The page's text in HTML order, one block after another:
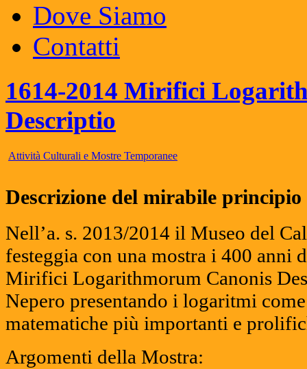
Dove Siamo
Contatti
1614-2014 Mirifici
Descriptio
Attività Culturali e Mostre Temporanee
Descrizione del mirabile
Nell’a. s. 2013/2014 il Museo del
festeggia con una mostra i 400 anni
Mirifici Logarithmorum Canonis
Nepero presentando i logaritmi
matematiche più importanti e
Argomenti della Mostra: